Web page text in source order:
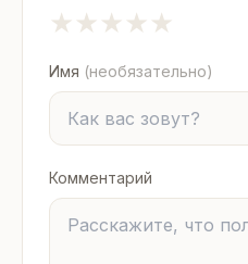
★
★
★
★
★
Имя (необязательно)
Комментарий